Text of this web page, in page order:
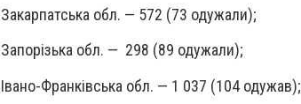
Закарпатська обл. — 572 (73 одужали);
Запорізька обл. — 298 (89 одужали);
Івано-Франківська обл. — 1 037 (104 одужав);